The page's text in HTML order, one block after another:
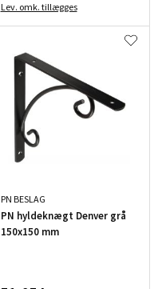
Lev. omk. tillægges
PN BESLAG
PN hyldeknægt Denver grå
150x150 mm